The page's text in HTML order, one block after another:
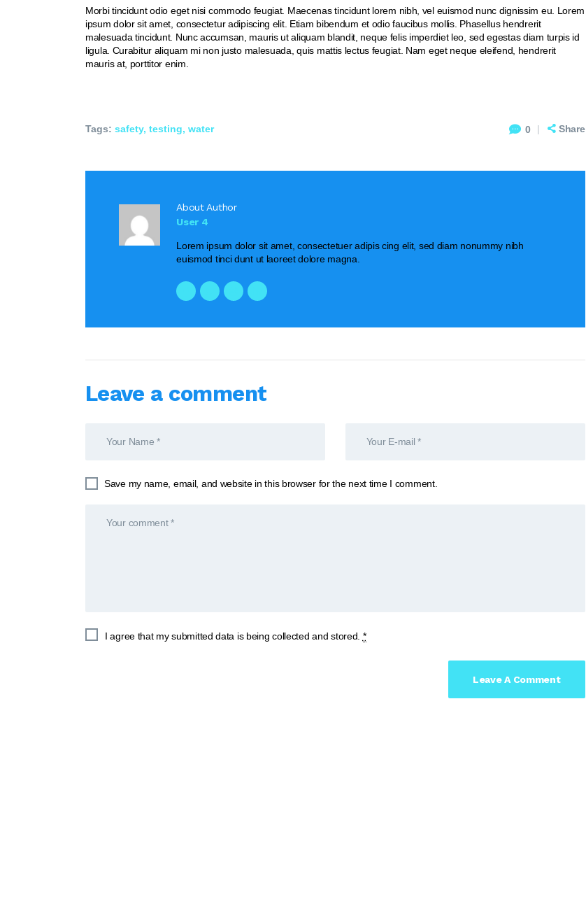
Morbi tincidunt odio eget nisi commodo feugiat. Maecenas tincidunt lorem nibh, vel euismod nunc dignissim eu. Lorem
ipsum dolor sit amet, consectetur adipiscing elit. Etiam bibendum et odio faucibus mollis. Phasellus hendrerit
malesuada tincidunt. Nunc accumsan, mauris ut aliquam blandit, neque felis imperdiet leo, sed egestas diam turpis id
ligula. Curabitur aliquam mi non justo malesuada, quis mattis lectus feugiat. Nam eget neque eleifend, hendrerit
mauris at, porttitor enim.
Tags: safety, testing, water 0 Share
About Author
User 4
Lorem ipsum dolor sit amet, consectetuer adipis cing elit, sed diam nonummy nibh
euismod tinci dunt ut laoreet dolore magna.
Leave a comment
Save my name, email, and website in this browser for the next time I comment.
I agree that my submitted data is being collected and stored. *